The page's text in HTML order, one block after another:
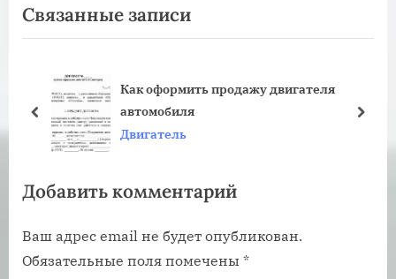
записям
д
ы
щ
з
п
и
е
д
ю
щ
а
з
п
и
Связанные записи
Как оформить продажу двигателя
автомобиля
Двигатель
пред
Добавить комментарий
Ваш адрес email не будет опубликован.
Обязательные поля помечены *